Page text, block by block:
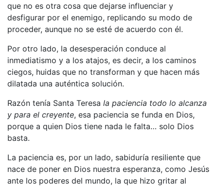
que no es otra cosa que dejarse influenciar y
desfigurar por el enemigo, replicando su modo de
proceder, aunque no se esté de acuerdo con él.
Por otro lado, la desesperación conduce al
inmediatismo y a los atajos, es decir, a los caminos
ciegos, huidas que no transforman y que hacen más
dilatada una auténtica solución.
Razón tenía Santa Teresa la paciencia todo lo alcanza
y para el creyente, esa paciencia se funda en Dios,
porque a quien Dios tiene nada le falta… solo Dios
basta.
La paciencia es, por un lado, sabiduría resiliente que
nace de poner en Dios nuestra esperanza, como Jesús
ante los poderes del mundo, la que hizo gritar al